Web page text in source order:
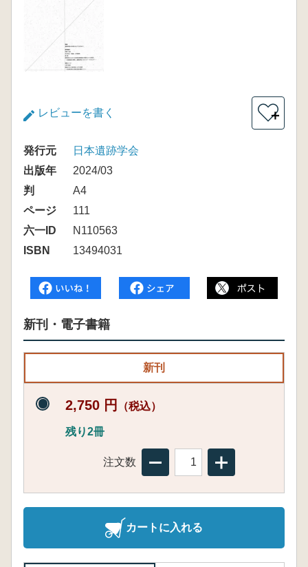
レビューを書く ＋
発行元
日本遺跡学会
出版年
2024/03
判
A4
ページ
111
六一ID
N110563
ISBN
13494031
新刊・電子書籍
新刊
2,750 円 （税込）
残り2冊
注文数
カートに入れる